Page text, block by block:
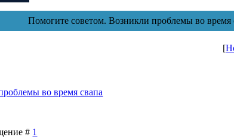
Помогите советом. Возникли проблемы во
[
во время свапа
# 1